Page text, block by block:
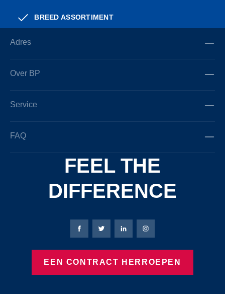
BREED ASSORTIMENT
Adres
Over BP
Service
FAQ
FEEL THE
DIFFERENCE
Bierbaum-Proenen Facebook-pagina
Bierbaum-Proenen X-pagina
Bierbaum-Proenen
Bierbaum-Proenen
EEN CONTRACT HERROEPEN